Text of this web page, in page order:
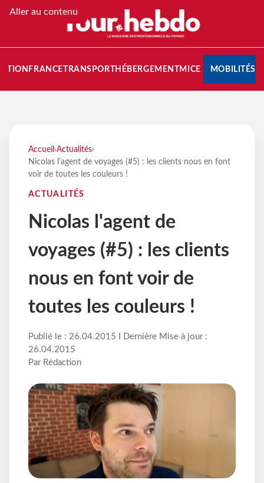
Aller au contenu
FRANCETRANSPORT HÉBERGEMENTMICE MOBILITÉS
Accueil ›Actualités›
Nicolas l'agent de voyages (#5) : les clients nous en font
voir de toutes les couleurs !
ACTUALITÉS
Nicolas l'agent de
voyages (#5) : les clients
nous en font voir de
toutes les couleurs !
Publié le : 26.04.2015 I Dernière Mise à jour :
26.04.2015
Par Rédaction